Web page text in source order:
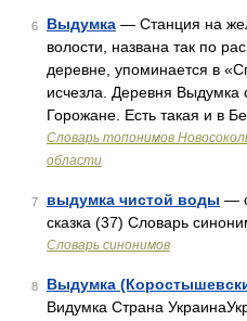
6 Выдумка — Станция на
волости, названа так по
деревне, упоминается в
исчезла. Деревня Выдумка
Горожане. Есть такая и в
Словарь топонимов
области
7 выдумка чистой воды —
сказка (37) Словарь
Словарь синонимов
8 Выдумка
Видумка Страна